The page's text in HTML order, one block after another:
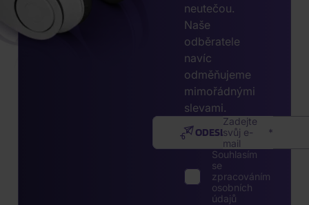
neutečou.
Naše
odběratele
navíc
odměňujeme
mimořádnými
slevami.
Zadejte
svůj e-
mail
ODESLAT
Souhlasím
se
zpracováním
osobních
údajů